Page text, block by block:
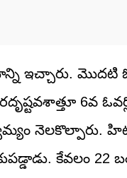
ఇచ్చారు. మొదటి
6వ
నెలకొల్పారు.
కేవలం 22